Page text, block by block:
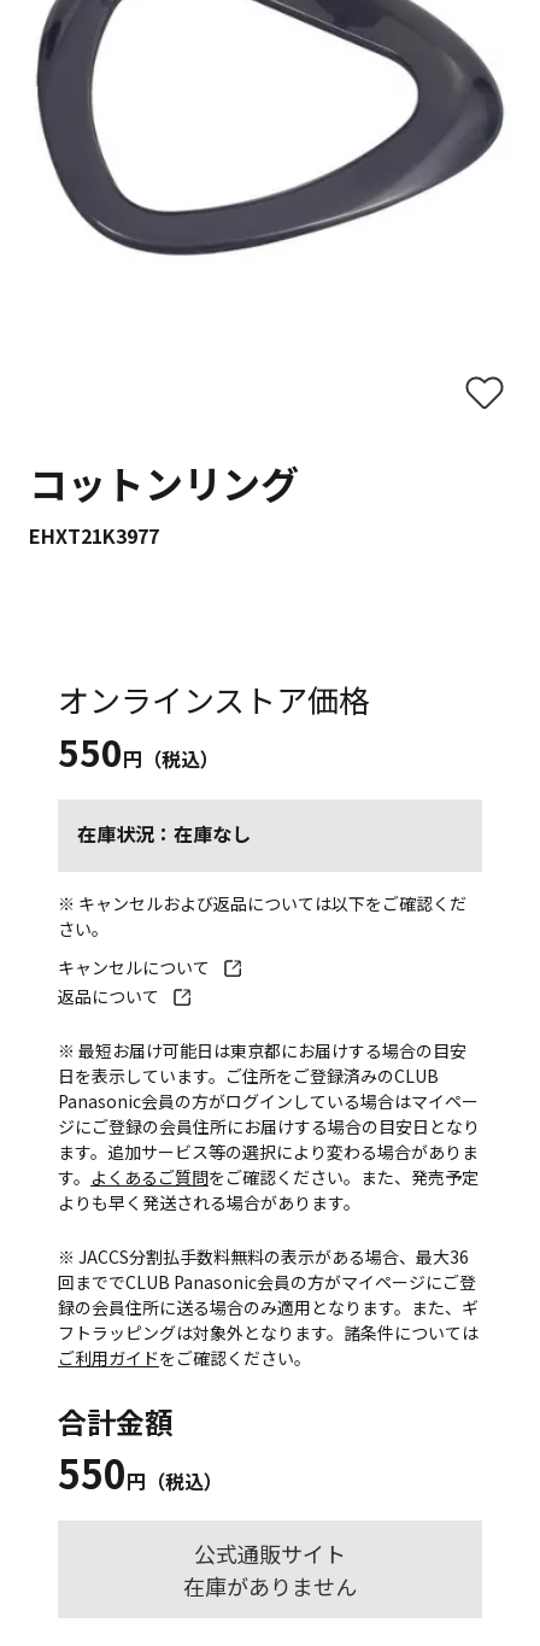
コットンリング
EHXT21K3977
オンラインストア価格
550円（税込）
在庫状況：在庫なし
※ キャンセルおよび返品については以下をご確認くだ
さい。
キャンセルについて
返品について
※ 最短お届け可能日は東京都にお届けする場合の目安
日を表示しています。ご住所をご登録済みのCLUB
Panasonic会員の方がログインしている場合はマイペー
ジにご登録の会員住所にお届けする場合の目安日となり
ます。追加サービス等の選択により変わる場合がありま
す。 よくあるご質問をご確認ください。また、発売予定
よりも早く発送される場合があります。
※ JACCS分割払手数料無料の表示がある場合、最大36
回まででCLUB Panasonic会員の方がマイページにご登
録の会員住所に送る場合のみ適用となります。また、ギ
フトラッピングは対象外となります。諸条件については
ご利用ガイドをご確認ください。
合計金額
550円（税込）
公式通販サイト
在庫がありません